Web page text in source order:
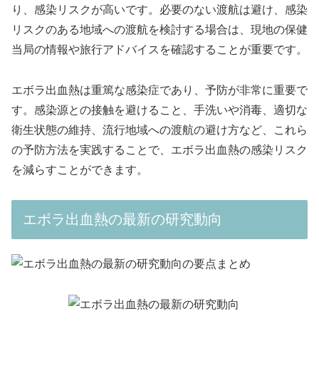
り、感染リスクが高いです。必要のない渡航は避け、感染
リスクのある地域への渡航を検討する場合は、現地の保健
当局の情報や旅行アドバイスを確認することが重要です。
エボラ出血熱は重篤な感染症であり、予防が非常に重要で
す。感染源との接触を避けること、手洗いや消毒、適切な
衛生状態の維持、流行地域への渡航の避け方など、これら
の予防方法を実践することで、エボラ出血熱の感染リスク
を減らすことができます。
エボラ出血熱の最新の研究動向